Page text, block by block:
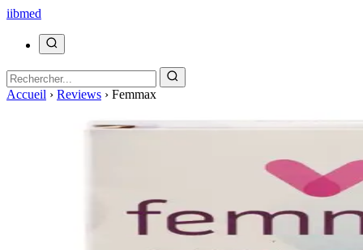
iibmed
Accueil › Reviews › Femmax